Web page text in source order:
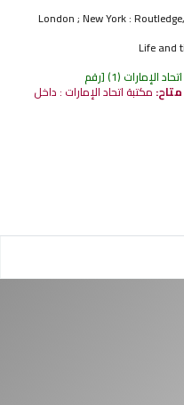
London ; New York :
Life and
الإمارات (1) رقم
متاح: مكتبة اتحاد الإمارات : داخل